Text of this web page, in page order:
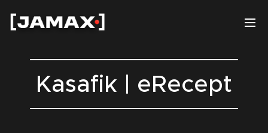
Kasafik | eRecept